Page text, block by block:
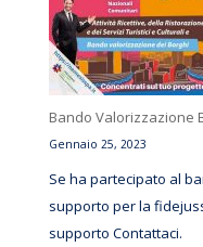
Bando Valorizzazione
Gennaio 25, 2023
Se ha partecipato al
supporto per la
supporto Contattaci.